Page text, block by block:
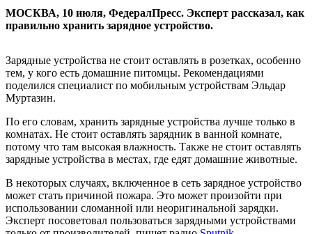
МОСКВА, 10 июля, ФедералПресс. Эксперт рассказал, как
правильно хранить зарядное устройство.
Зарядные устройства не стоит оставлять в розетках, особенно
тем, у кого есть домашние питомцы. Рекомендациями
поделился специалист по мобильным устройствам Эльдар
Муртазин.
По его словам, хранить зарядные устройства лучше только в
комнатах. Не стоит оставлять зарядник в ванной комнате,
потому что там высокая влажность. Также не стоит оставлять
зарядные устройства в местах, где едят домашние животные.
В некоторых случаях, включенное в сеть зарядное устройство
может стать причиной пожара. Это может произойти при
использовании сломанной или неоригинальной зарядки.
Эксперт посоветовал пользоваться зарядными устройствами